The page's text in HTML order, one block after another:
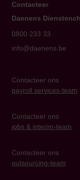
Contacteer
Daenens
0800 233 33
info@daenens.be
Contacteer ons
payroll services-team
Contacteer ons
jobs & interim-team
Contacteer ons
outsourcing-team